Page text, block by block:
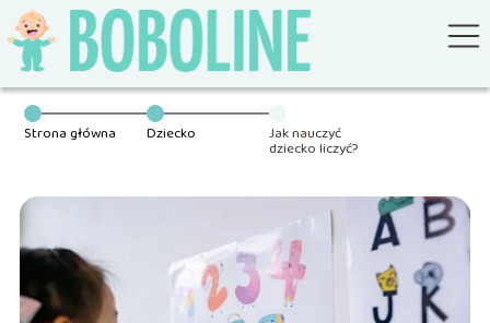
Strona główna Dziecko Jak nauczyć
dziecko liczyć?